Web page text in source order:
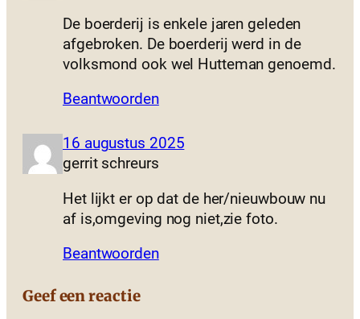
De boerderij is enkele jaren geleden
afgebroken. De boerderij werd in de
volksmond ook wel Hutteman genoemd.
Beantwoorden
16 augustus 2025
gerrit schreurs
Het lijkt er op dat de her/nieuwbouw nu
af is,omgeving nog niet,zie foto.
Beantwoorden
Geef een reactie